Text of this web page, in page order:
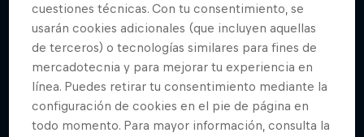
cuestiones técnicas. Con tu consentimiento, se
usarán cookies adicionales (que incluyen aquellas
de terceros) o tecnologías similares para fines de
mercadotecnia y para mejorar tu experiencia en
línea. Puedes retirar tu consentimiento mediante la
configuración de cookies en el pie de página en
todo momento. Para mayor información, consulta la